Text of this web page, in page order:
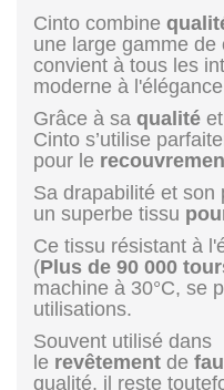
Cinto combine
une large gamme
convient à tous les
moderne à
Grâce à sa qualité
Cinto s’utilise
pour le
Sa drapabilité et son
un superbe tissu
Ce tissu résistant à
(Plus de 90 000
machine à 30°C, se
utilisations.
Souvent utilisé dans
le revêtement de
qualité, il reste